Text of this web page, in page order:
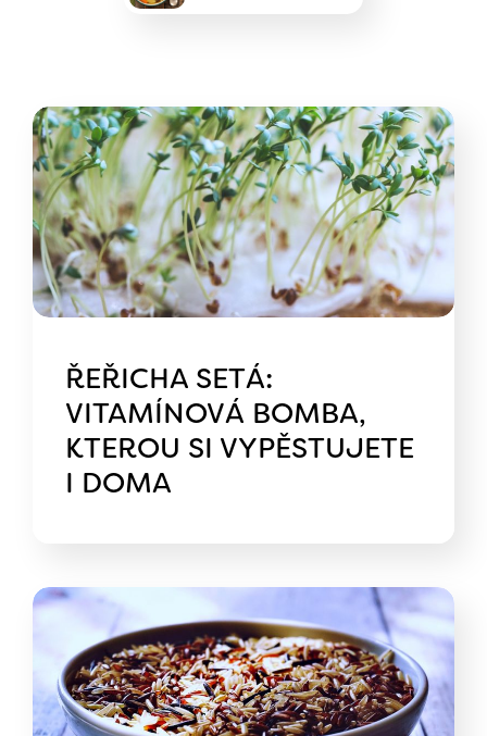
ŘEŘICHA SETÁ:
VITAMÍNOVÁ BOMBA,
KTEROU SI VYPĚSTUJETE
I DOMA